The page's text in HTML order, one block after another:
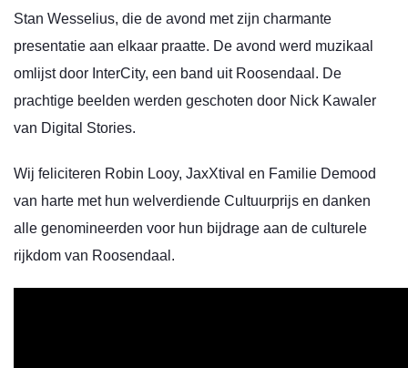
Stan Wesselius, die de avond met zijn charmante
presentatie aan elkaar praatte. De avond werd muzikaal
omlijst door InterCity, een band uit Roosendaal. De
prachtige beelden werden geschoten door Nick Kawaler
van Digital Stories.
Wij feliciteren Robin Looy, JaxXtival en Familie Demood
van harte met hun welverdiende Cultuurprijs en danken
alle genomineerden voor hun bijdrage aan de culturele
rijkdom van Roosendaal.